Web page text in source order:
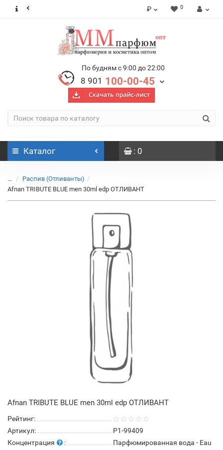
₽ 0
По будням с 9:00 до 22:00
8 901 100-00-45
Каталог : 0
...
Распив (Отливанты)
Afnan TRIBUTE BLUE men 30ml edp ОТЛИВАНТ
Afnan TRIBUTE BLUE men 30ml edp ОТЛИВАНТ
Рейтинг:
Артикул:
P1-99409
Концентрация
:
Парфюмированная вода - Eau